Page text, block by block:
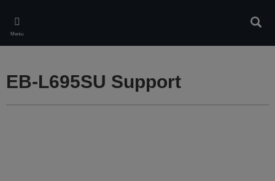
main
content
Meniu
EB-L695SU Support